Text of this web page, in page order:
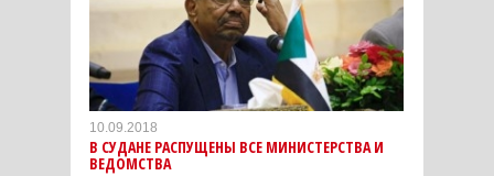
10.09.2018
В СУДАНЕ РАСПУЩЕНЫ ВСЕ МИНИСТЕРСТВА И
ВЕДОМСТВА